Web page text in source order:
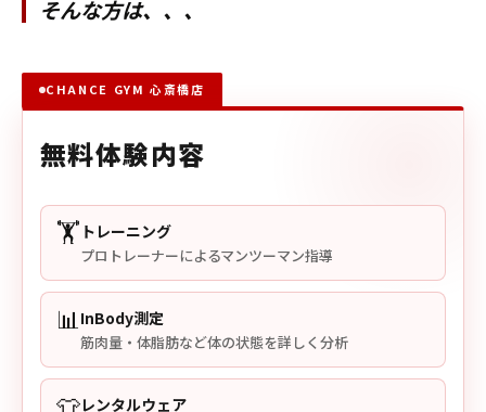
そんな方は、、、
CHANCE GYM 心斎橋店
無料体験内容
🏋️ トレーニング
プロトレーナーによるマンツーマン指導
📊 InBody測定
筋肉量・体脂肪など体の状態を詳しく分析
👕レンタルウェア